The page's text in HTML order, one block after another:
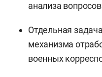
анализа
Отдельная
механизма
военных